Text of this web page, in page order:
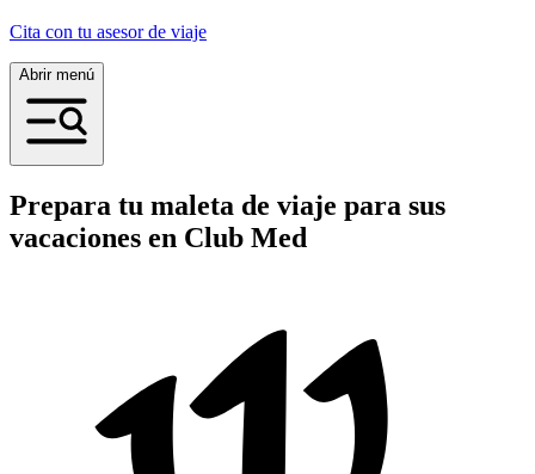
Cita con tu asesor de viaje
Abrir menú
Prepara tu maleta de viaje para sus
vacaciones en Club Med